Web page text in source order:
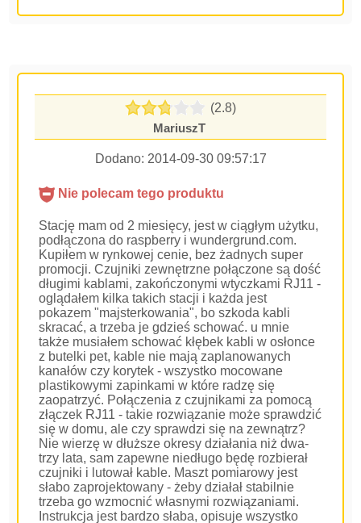
(2.8)
MariuszT
Dodano: 2014-09-30 09:57:17
Nie polecam tego produktu
Stację mam od 2 miesięcy, jest w ciągłym użytku,
podłączona do raspberry i wundergrund.com.
Kupiłem w rynkowej cenie, bez żadnych super
promocji. Czujniki zewnętrzne połączone są dość
długimi kablami, zakończonymi wtyczkami RJ11 -
oglądałem kilka takich stacji i każda jest
pokazem "majsterkowania", bo szkoda kabli
skracać, a trzeba je gdzieś schować. u mnie
także musiałem schować kłębek kabli w osłonce
z butelki pet, kable nie mają zaplanowanych
kanałów czy korytek - wszystko mocowane
plastikowymi zapinkami w które radzę się
zaopatrzyć. Połączenia z czujnikami za pomocą
złączek RJ11 - takie rozwiązanie może sprawdzić
się w domu, ale czy sprawdzi się na zewnątrz?
Nie wierzę w dłuższe okresy działania niż dwa-
trzy lata, sam zapewne niedługo będę rozbierał
czujniki i lutował kable. Maszt pomiarowy jest
słabo zaprojektowany - żeby działał stabilnie
trzeba go wzmocnić własnymi rozwiązaniami.
Instrukcja jest bardzo słaba, opisuje wszystko